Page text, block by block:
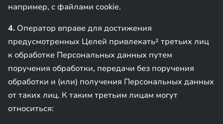
например, с файлами cookie.
4. Оператор вправе для достижения
предусмотренных Целей привлекать² третьих лиц
к обработке Персональных данных путем
поручения обработки, передачи без поручения
обработки и (или) получения Персональных данных
от таких лиц. К таким третьим лицам могут
относиться: